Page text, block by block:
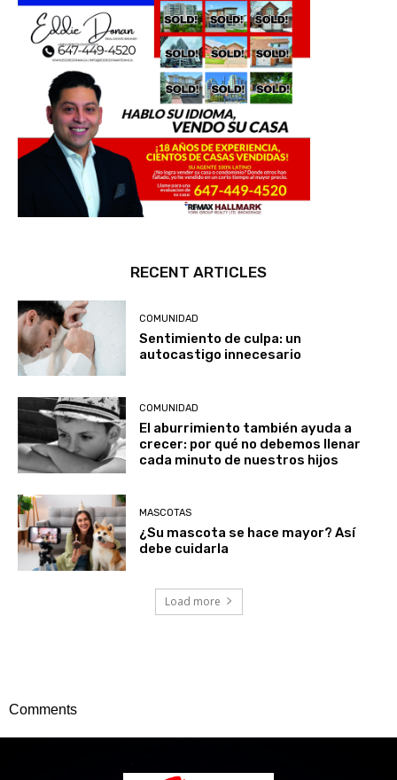
RECENT ARTICLES
COMUNIDAD
Sentimiento de culpa: un
autocastigo innecesario
COMUNIDAD
El aburrimiento también ayuda a
crecer: por qué no debemos llenar
cada minuto de nuestros hijos
MASCOTAS
¿Su mascota se hace mayor? Así
debe cuidarla
Load more
Comments